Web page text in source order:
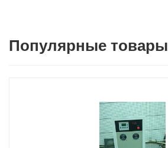
Популярные товары